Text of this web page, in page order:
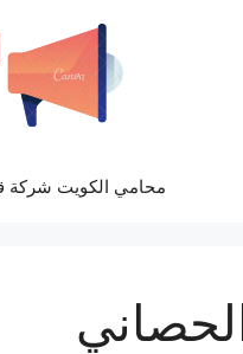
محامي الكويت شركة